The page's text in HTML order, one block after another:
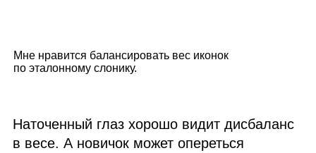
Мне нравится балансировать вес иконок
по эталонному слонику.
Наточенный глаз хорошо видит дисбаланс
в весе. А новичок может опереться